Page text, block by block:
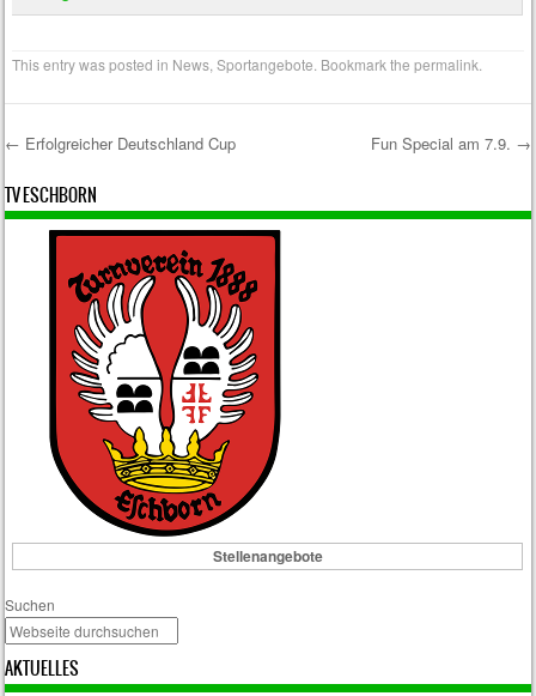
This entry was posted in News ,Sportangebote . Bookmark thepermalink
Post navigation
← Erfolgreicher Deutschland Cup Fun Special am 7.9. →
TV ESCHBORN
Stellenangebote
Suchen
AKTUELLES